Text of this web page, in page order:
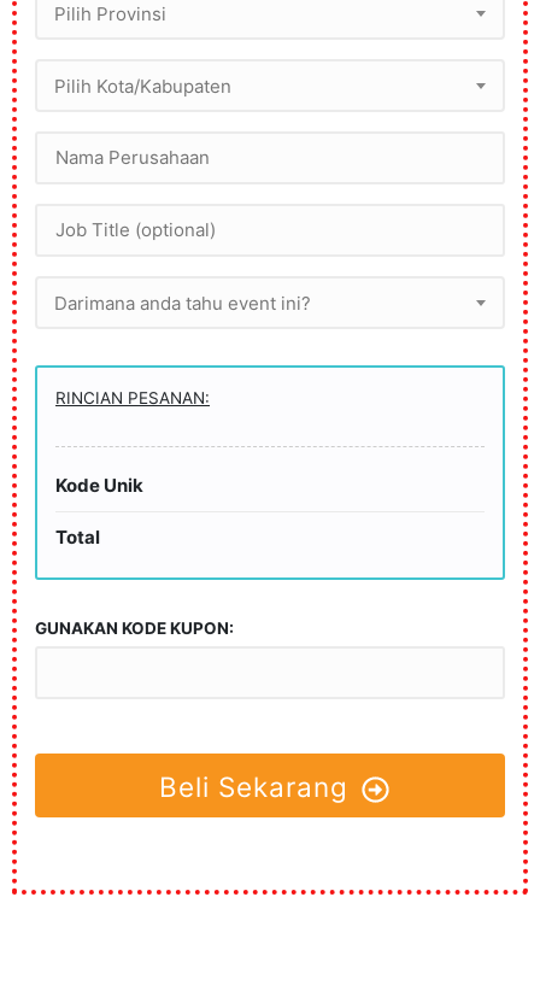
Pilih Provinsi
Pilih Kota/Kabupaten
Darimana anda tahu event ini?
RINCIAN PESANAN:
Kode Unik
Total
GUNAKAN KODE KUPON:
Beli Sekarang